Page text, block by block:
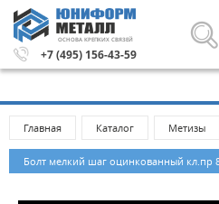
ОСНОВА КРЕПКИХ СВЯЗЕЙ
+7 (495) 156-43-59
Метизы и крепежные
Главная Каталог Метизы
Болт мелкий шаг оцинкованный кл.пр